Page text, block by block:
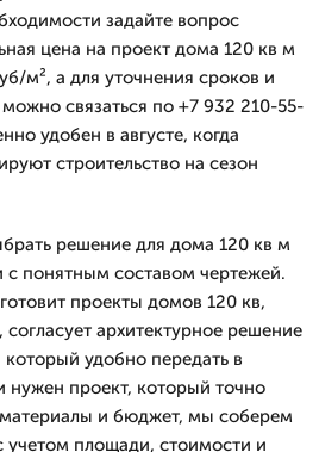
задайте вопрос
цена на проект дома 120 кв м
м², а для уточнения сроков и
связаться по +7 932 210-55-
удобен в августе, когда
строительство на сезон
решение для дома 120 кв м
с понятным составом чертежей.
проекты домов 120 кв,
архитектурное решение
удобно передать в
нужен проект, который точно
и бюджет, мы соберем
учетом площади, стоимости и